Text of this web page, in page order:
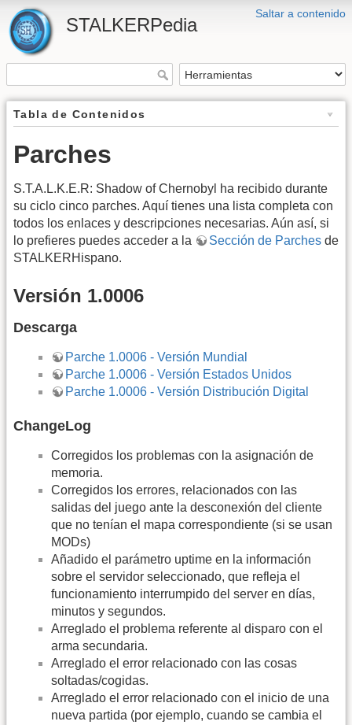
Saltar a contenido
STALKERPedia
Tabla de Contenidos
Parches
S.T.A.L.K.E.R: Shadow of Chernobyl ha recibido durante
su ciclo cinco parches. Aquí tienes una lista completa con
todos los enlaces y descripciones necesarias. Aún así, si
lo prefieres puedes acceder a la
Sección de Parches de
STALKERHispano.
Versión 1.0006
Descarga
Parche 1.0006 - Versión Mundial
Parche 1.0006 - Versión Estados Unidos
Parche 1.0006 - Versión Distribución Digital
ChangeLog
Corregidos los problemas con la asignación de
memoria.
Corregidos los errores, relacionados con las
salidas del juego ante la desconexión del cliente
que no tenían el mapa correspondiente (si se usan
MODs)
Añadido el parámetro uptime en la información
sobre el servidor seleccionado, que refleja el
funcionamiento interrumpido del server en días,
minutos y segundos.
Arreglado el problema referente al disparo con el
arma secundaria.
Arreglado el error relacionado con las cosas
soltadas/cogidas.
Arreglado el error relacionado con el inicio de una
nueva partida (por ejemplo, cuando se cambia el